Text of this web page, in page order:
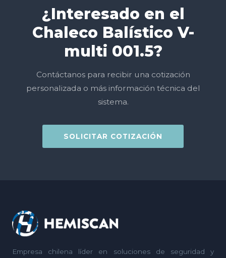
¿Interesado en el
Chaleco Balístico V-
multi 001.5?
Contáctanos para recibir una cotización
personalizada o más información técnica del
sistema.
SOLICITAR COTIZACIÓN
Empresa chilena líder en soluciones de seguridad y